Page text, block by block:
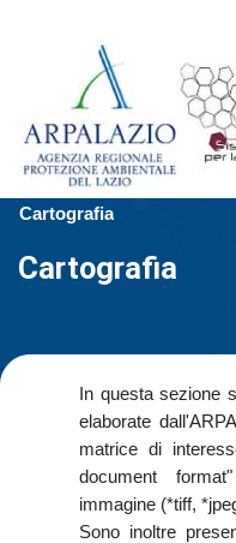
Cartografia
Cartografia
In questa sezione
elaborate
matrice di
document
immagine (*tiff,
Sono inoltre